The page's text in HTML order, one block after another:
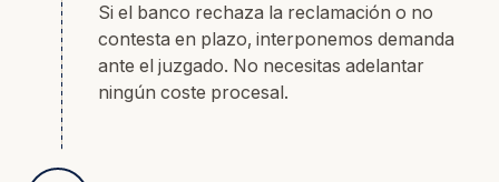
Si el banco rechaza la reclamación o no
contesta en plazo, interponemos demanda
ante el juzgado. No necesitas adelantar
ningún coste procesal.